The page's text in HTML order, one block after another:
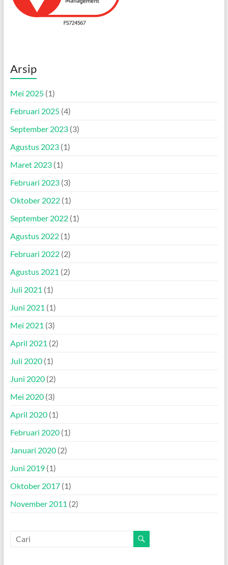
Arsip
Mei 2025(1)
Februari 2025(4)
September 2023(3)
Agustus 2023(1)
Maret 2023(1)
Februari 2023(3)
Oktober 2022(1)
September 2022(1)
Agustus 2022(1)
Februari 2022(2)
Agustus 2021 (2)
Juli 2021 (1)
Juni 2021 (1)
Mei 2021 (3)
April 2021 (2)
Juli 2020(1)
Juni 2020(2)
Mei 2020(3)
April 2020(1)
Februari 2020(1)
Januari 2020(2)
Juni 2019(1)
Oktober 2017(1)
November 2011 (2)